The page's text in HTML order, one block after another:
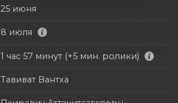
25 июня
8 июля
1 час 57 минут (+5 мин. ролики)
Тавиват Вантха